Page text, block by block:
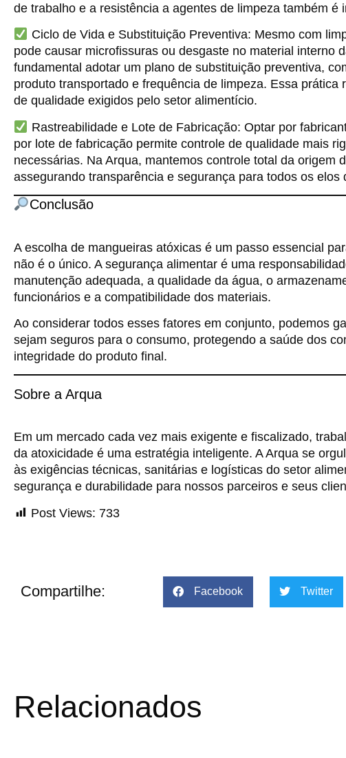
de trabalho e a resistência a agentes de limpeza também é
Ciclo de Vida e Substituição Preventiva: Mesmo com
pode causar microfissuras ou desgaste no material interno
fundamental adotar um plano de substituição preventiva,
produto transportado e frequência de limpeza. Essa prática
de qualidade exigidos pelo setor alimentício.
Rastreabilidade e Lote de Fabricação: Optar por
por lote de fabricação permite controle de qualidade mais
necessárias. Na Arqua, mantemos controle total da origem
assegurando transparência e segurança para todos os elos
Conclusão
A escolha de mangueiras atóxicas é um passo essencial
não é o único. A segurança alimentar é uma
manutenção adequada, a qualidade da água, o
funcionários e a compatibilidade dos materiais.
Ao considerar todos esses fatores em conjunto, podemos
sejam seguros para o consumo, protegendo a saúde dos
integridade do produto final.
Sobre a Arqua
Em um mercado cada vez mais exigente e fiscalizado,
da atoxicidade é uma estratégia inteligente. A Arqua se
às exigências técnicas, sanitárias e logísticas do setor
segurança e durabilidade para nossos parceiros e seus
Post Views: 733
Compartilhe: Facebook Twitter
Relacionados